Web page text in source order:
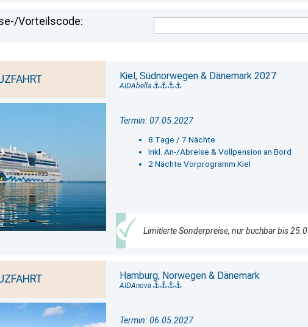
Vorteilscode:
Kiel, Südnorwegen & Dänemark 2027
AIDAbella
Termin: 07.05.2027
8 Tage / 7 Nächte
Inkl. An-/Abreise & Vollpension an Bord
2 Nächte Vorprogramm Kiel
Limitierte Sonderpreise, nur buchbar bis
Hamburg, Norwegen & Dänemark
AIDAnova
Termin: 06.05.2027